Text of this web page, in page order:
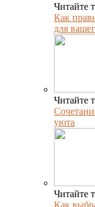
Читайте
Как
для
Читайте
уюта
Читайте
Как